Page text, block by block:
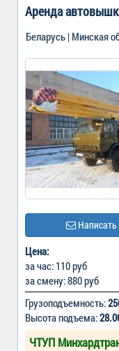
Аренда
Беларусь | Минская
Написать
Цена:
за час: 110 руб
за смену: 880 руб
Грузоподъемность:
Высота подъема:
ЧТУП